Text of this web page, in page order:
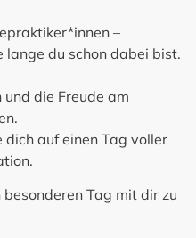
–
du schon dabei bist.
die Freude am
auf einen Tag voller
Tag mit dir zu